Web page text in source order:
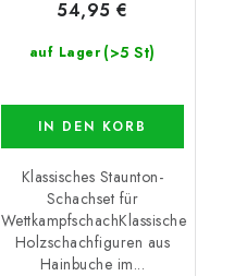
auf Lager (>5 St)
54,95 €
IN DEN KORB
Klassisches Staunton-
Schachset für
WettkampfschachKlassische
Holzschachfiguren aus
Hainbuche im...